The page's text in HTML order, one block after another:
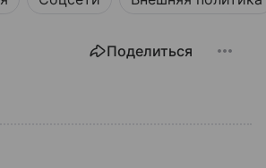
Поделиться